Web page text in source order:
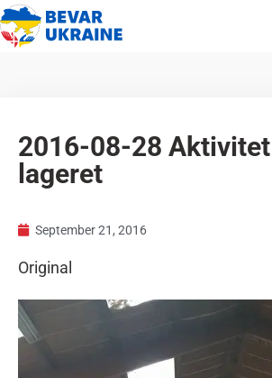
2016-08-28
lageret
September 21, 2016
Original